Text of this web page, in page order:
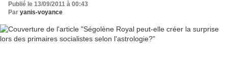
Publié le 13/09/2011 à 00:43
Par yanis-voyance